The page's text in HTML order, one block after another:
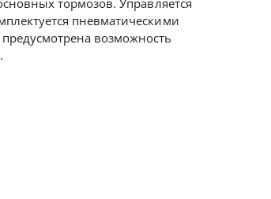
тормозов. Управляется
пневматическими
возможность